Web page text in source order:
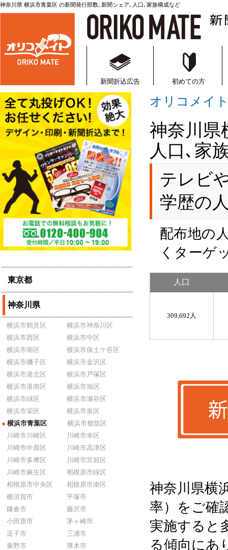
神奈川県 横浜市青葉区 の新聞発行部数､新聞シェア､人口､家族構成など
新聞折込・折込チラシの
新聞折込広告 初めての方
東京都
神奈川県
横浜市鶴見区
横浜市神奈川区
横浜市西区
横浜市中区
横浜市南区
横浜市保土ケ谷区
横浜市磯子区
横浜市金沢区
横浜市港北区
横浜市戸塚区
横浜市港南区
横浜市旭区
横浜市緑区
横浜市瀬谷区
横浜市栄区
横浜市泉区
● 横浜市青葉区
横浜市都筑区
川崎市川崎区
川崎市幸区
川崎市中原区
川崎市高津区
川崎市多摩区
川崎市宮前区
川崎市麻生区
相模原市緑区
相模原市中央区
相模原市南区
横須賀市
平塚市
鎌倉市
藤沢市
小田原市
茅ヶ崎市
逗子市
三浦市
秦野市
厚木市
オリコメイ
神奈川県
人口､家
テレビ
学歴の
配布地の
くターゲ
人口
309,692人
神奈川県横
率）をご確
実施すると
る傾向にあ